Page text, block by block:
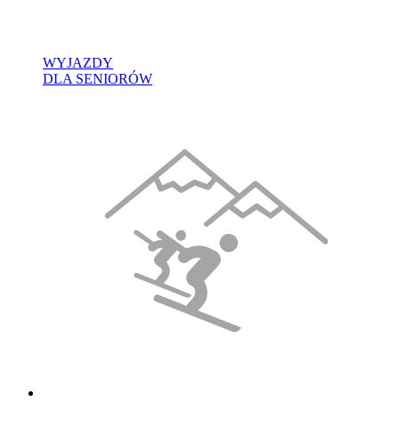
WYJAZDY
DLA SENIORÓW